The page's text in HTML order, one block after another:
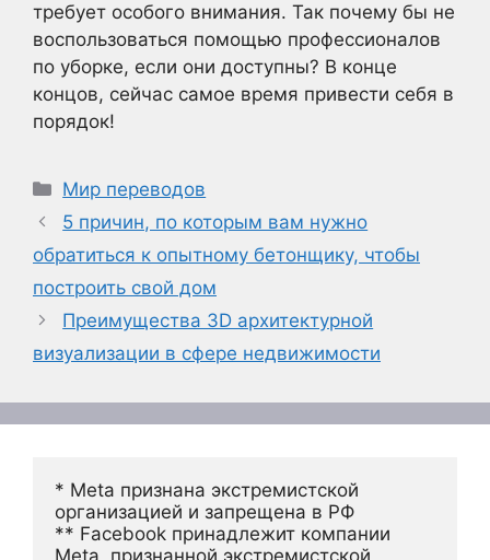
требует особого внимания. Так почему бы не
воспользоваться помощью профессионалов
по уборке, если они доступны? В конце
концов, сейчас самое время привести себя в
порядок!
Рубрики
Мир переводов
5 причин, по которым вам нужно
обратиться к опытному бетонщику, чтобы
построить свой дом
Преимущества 3D архитектурной
визуализации в сфере недвижимости
* Meta признана экстремистской
организацией и запрещена в РФ
** Facebook принадлежит компании
Meta, признанной экстремистской